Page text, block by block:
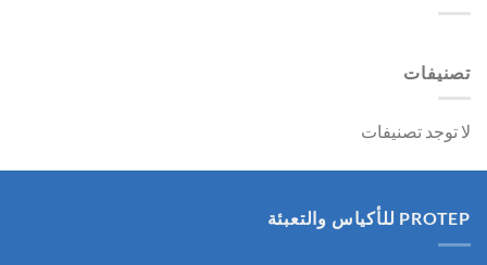
تصنيفات
لا توجد تصنيفات
PROTEP للأكياس والتعبئة